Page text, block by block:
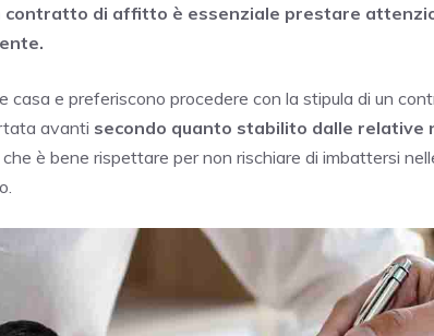
contratto di affitto è essenziale prestare
casa e preferiscono procedere con la stipula di un
avanti secondo quanto stabilito dalle relative
che è bene rispettare per non rischiare di imbattersi